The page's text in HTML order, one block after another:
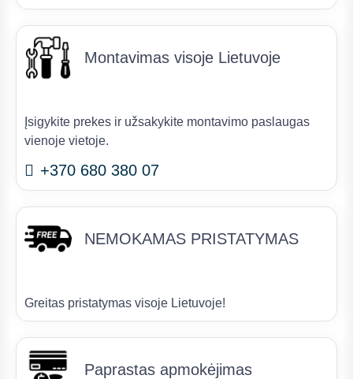
Montavimas visoje Lietuvoje
Įsigykite prekes ir užsakykite montavimo paslaugas
vienoje vietoje.
+370 680 380 07
NEMOKAMAS PRISTATYMAS
Greitas pristatymas visoje Lietuvoje!
Paprastas apmokėjimas